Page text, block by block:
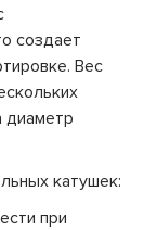
создает
Вес
диаметр
катушек:
при